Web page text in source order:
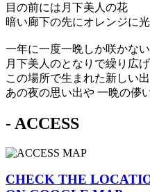
目の前には月下美人の花
暗い廊下の先にオレンジに
一年に一度一晩しか咲かな
月下美人のとなりで繰り広
この場所で生まれた新しい
あの夜の思い出や 一晩の儚
- ACCESS
CHECK THE